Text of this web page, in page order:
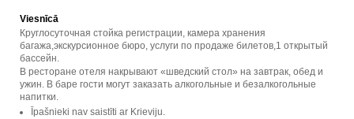
Viesnīcā
Круглосуточная стойка регистрации, камера хранения
багажа,экскурсионное бюро, услуги по продаже билетов,1 открытый
бассейн.
В ресторане отеля накрывают «шведский стол» на завтрак, обед и
ужин. В баре гости могут заказать алкогольные и безалкогольные
напитки.
Īpašnieki nav saistīti ar Krieviju.